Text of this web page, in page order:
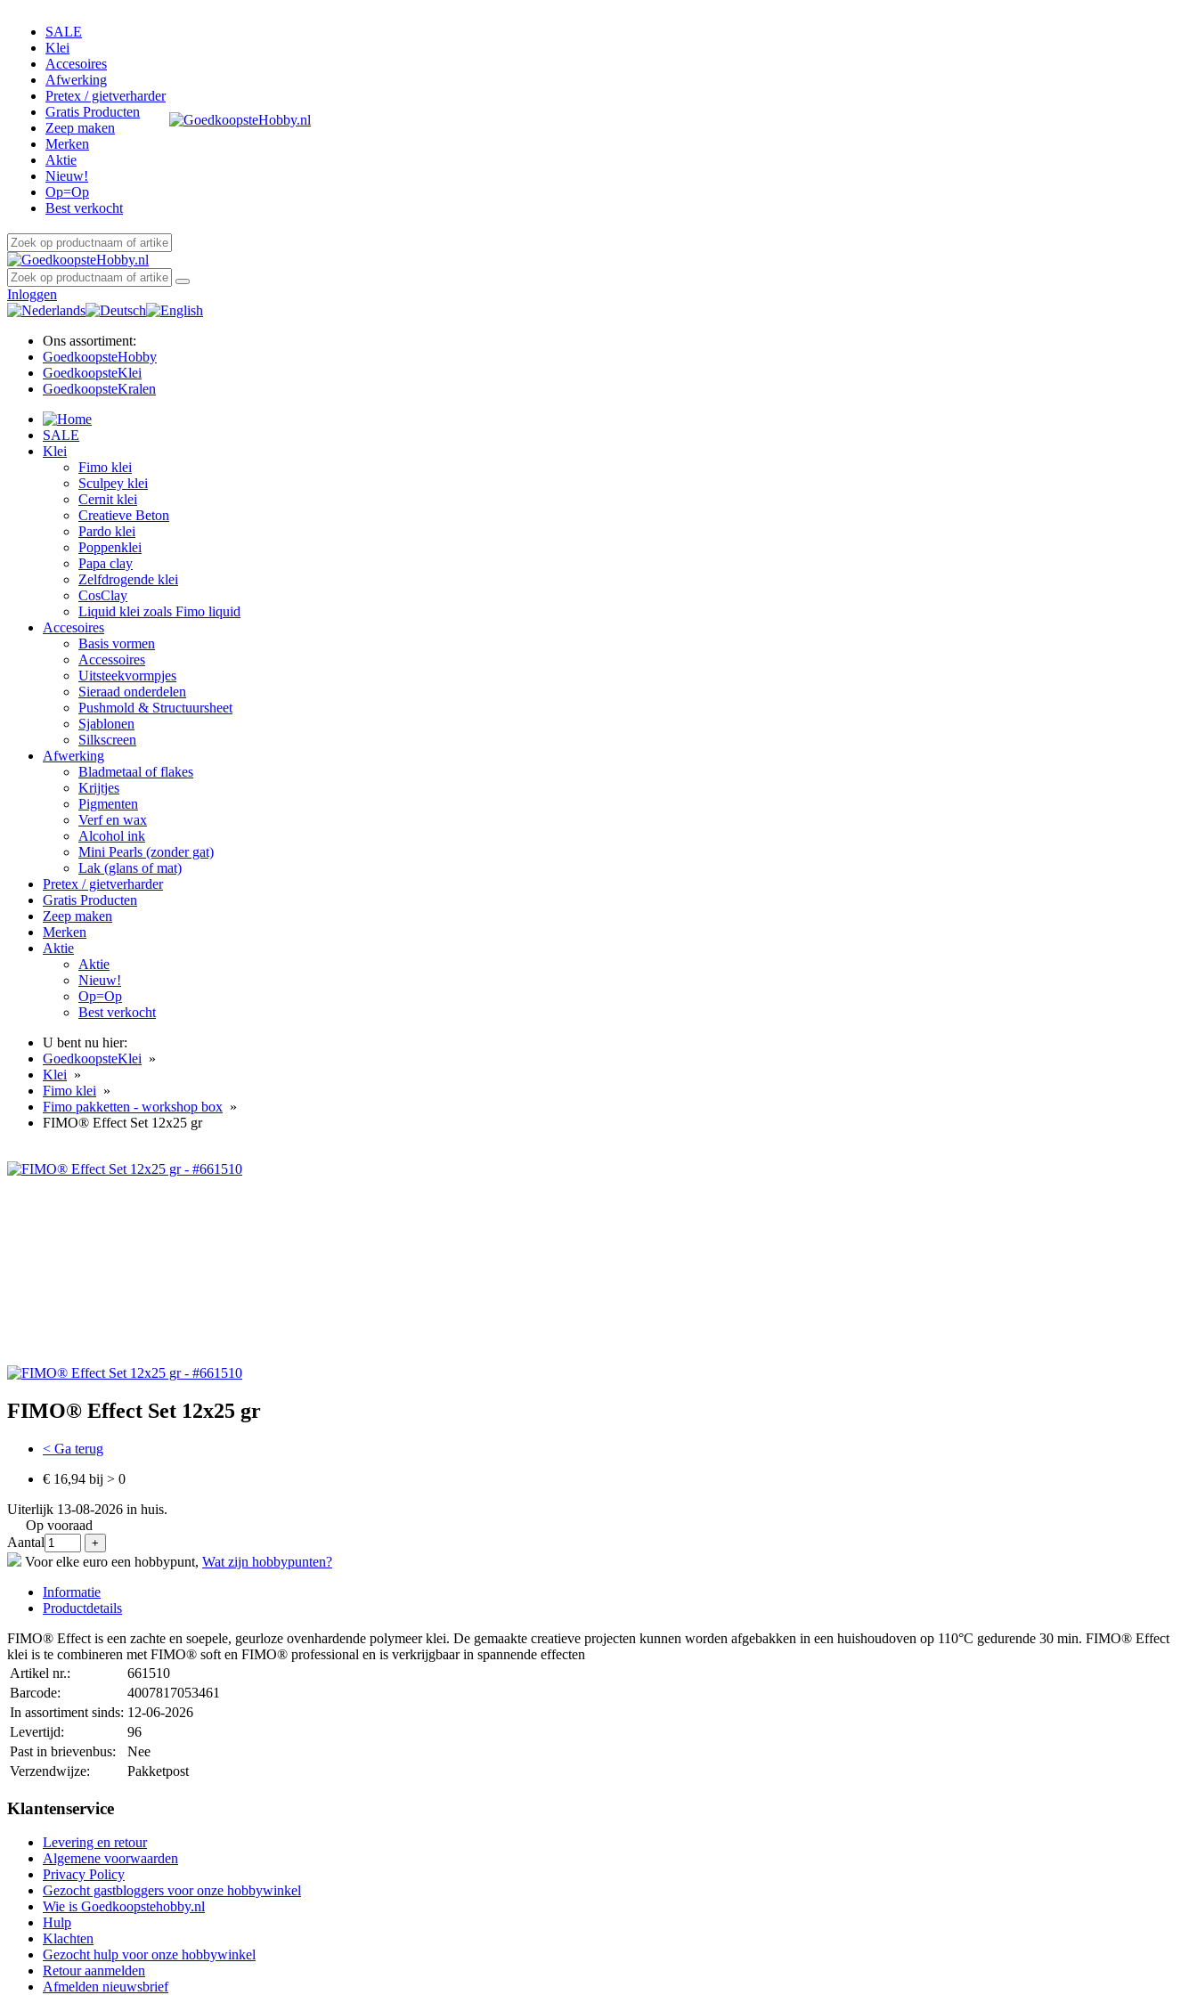
SALE
Klei
Accesoires
Afwerking
Pretex / gietverharder
Gratis Producten
Zeep maken
Merken
Aktie
Nieuw!
Op=Op
Best verkocht
Inloggen
Ons assortiment:
GoedkoopsteHobby
GoedkoopsteKlei
GoedkoopsteKralen
SALE
Klei
Fimo klei
Sculpey klei
Cernit klei
Creatieve Beton
Pardo klei
Poppenklei
Papa clay
Zelfdrogende klei
CosClay
Liquid klei zoals Fimo liquid
Accesoires
Basis vormen
Accessoires
Uitsteekvormpjes
Sieraad onderdelen
Pushmold & Structuursheet
Sjablonen
Silkscreen
Afwerking
Bladmetaal of flakes
Krijtjes
Pigmenten
Verf en wax
Alcohol ink
Mini Pearls (zonder gat)
Lak (glans of mat)
Pretex / gietverharder
Gratis Producten
Zeep maken
Merken
Aktie
Aktie
Nieuw!
Op=Op
Best verkocht
U bent nu hier:
GoedkoopsteKlei »
Klei »
Fimo klei »
Fimo pakketten - workshop box »
FIMO® Effect Set 12x25 gr
FIMO® Effect Set 12x25 gr
< Ga terug
€ 16,94 bij > 0
Uiterlijk 13-08-2026 in huis.
Op vooraad
Aantal
Voor elke euro een hobbypunt, Wat zijn hobbypunten?
Informatie
Productdetails
FIMO® Effect is een zachte en soepele, geurloze ovenhardende polymeer klei. De gemaakte creatieve projecten kunnen worden afgebakken in een huishoudoven op 110°C gedurende 30 min. FIMO® Effect
klei is te combineren met FIMO® soft en FIMO® professional en is verkrijgbaar in spannende effecten
Artikel nr.:
661510
Barcode:
4007817053461
In assortiment sinds: 12-06-2026
Levertijd:
96
Past in brievenbus:
Nee
Verzendwijze:
Pakketpost
Klantenservice
Levering en retour
Algemene voorwaarden
Privacy Policy
Gezocht gastbloggers voor onze hobbywinkel
Wie is Goedkoopstehobby.nl
Hulp
Klachten
Gezocht hulp voor onze hobbywinkel
Retour aanmelden
Afmelden nieuwsbrief